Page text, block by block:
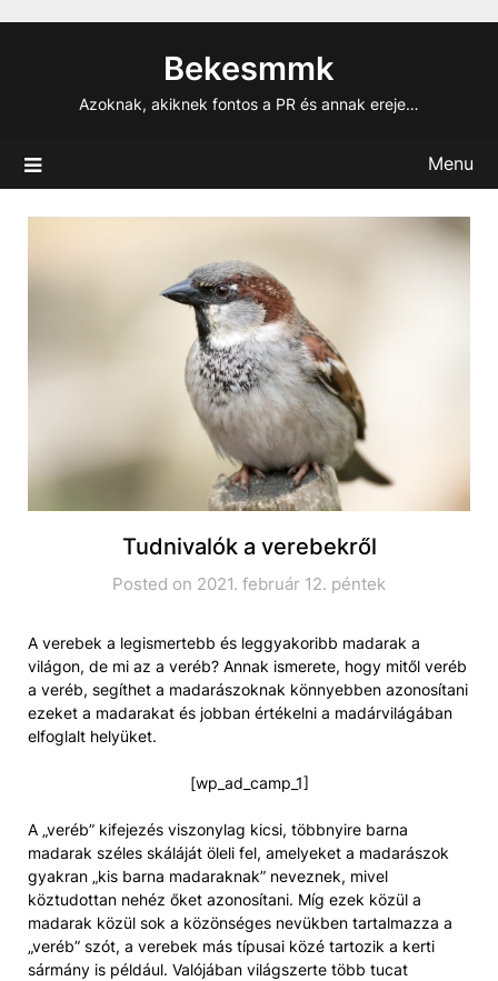
Bekesmmk
Azoknak, akiknek fontos a PR és annak ereje…
Menu
Tudnivalók a verebekről
Posted on 2021. február 12. péntek
A verebek a legismertebb és leggyakoribb madarak a
világon, de mi az a veréb? Annak ismerete, hogy mitől veréb
a veréb, segíthet a madarászoknak könnyebben azonosítani
ezeket a madarakat és jobban értékelni a madárvilágában
elfoglalt helyüket.
[wp_ad_camp_1]
A „veréb” kifejezés viszonylag kicsi, többnyire barna
madarak széles skáláját öleli fel, amelyeket a madarászok
gyakran „kis barna madaraknak” neveznek, mivel
köztudottan nehéz őket azonosítani. Míg ezek közül a
madarak közül sok a közönséges nevükben tartalmazza a
„veréb” szót, a verebek más típusai közé tartozik a kerti
sármány is például. Valójában világszerte több tucat